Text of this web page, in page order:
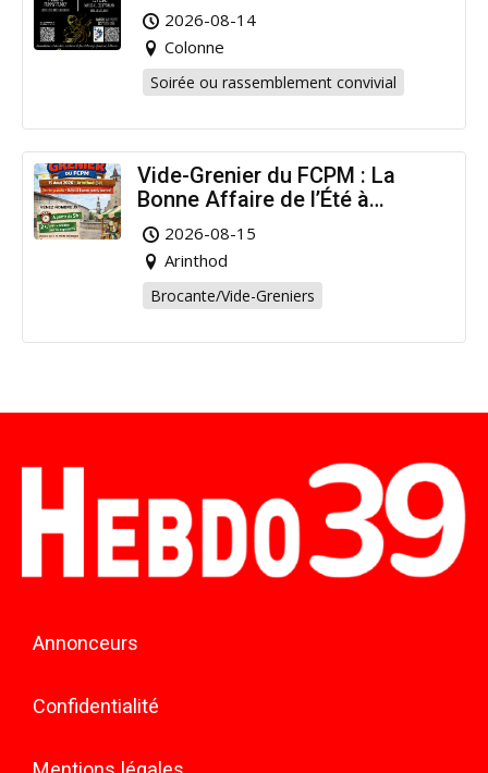
2026-08-14
Colonne
Soirée ou rassemblement convivial
Vide-Grenier du FCPM : La
Bonne Affaire de l’Été à
Arinthod !
2026-08-15
Arinthod
Brocante/Vide-Greniers